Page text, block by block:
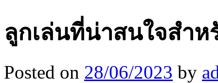
ลูกเล่นที่น่าสนใจสำห
Posted on 28/06/2023 by